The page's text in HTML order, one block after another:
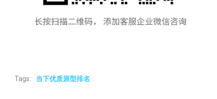
Tags: 当下优质原型排名